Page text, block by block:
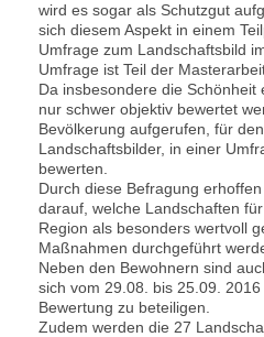
wird es sogar als Schutzgut
sich diesem Aspekt in einem
Umfrage zum Landschaftsbild
Umfrage ist Teil der
Da insbesondere die Schönheit
nur schwer objektiv bewertet
Bevölkerung aufgerufen, für
Landschaftsbilder, in einer
bewerten.
Durch diese Befragung
darauf, welche Landschaften
Region als besonders wertvoll
Maßnahmen durchgeführt
Neben den Bewohnern sind
sich vom 29.08. bis 25.09.
Bewertung zu beteiligen.
Zudem werden die 27